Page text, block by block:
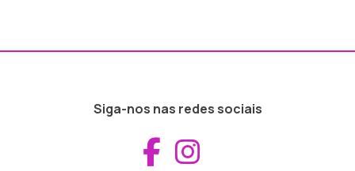
Siga-nos nas redes sociais
Aceder ao